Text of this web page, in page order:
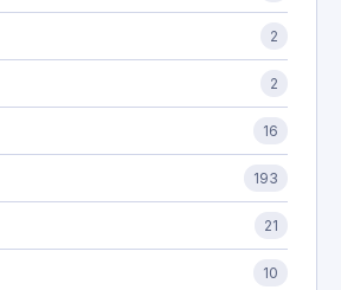
2
2
16
193
21
10